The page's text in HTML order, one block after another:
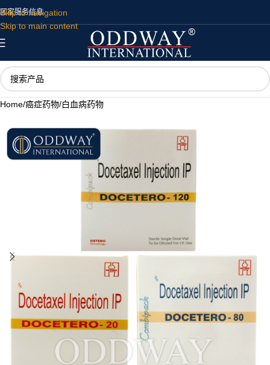
Skip to navigation
Skip to main content
国家服务信息
Home/癌症药物/白血病药物